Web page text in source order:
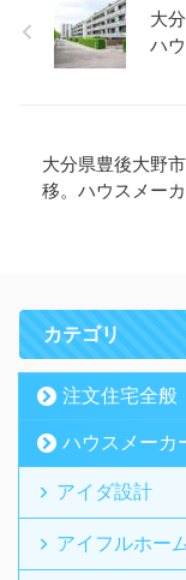
大
ハ
大分県豊後大野
移。ハウスメー
カテゴリ
注文住宅全般
ハウスメーカ
アイダ設計
アイフルホー